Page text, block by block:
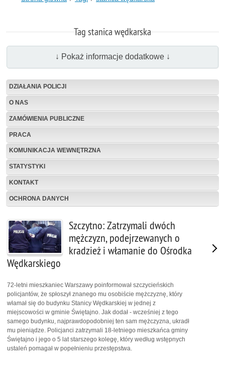
Tag stanica wędkarska
↓ Pokaż informacje dodatkowe ↓
DZIAŁANIA POLICJI
O NAS
ZAMÓWIENIA PUBLICZNE
PRACA
KOMUNIKACJA WEWNĘTRZNA
STATYSTYKI
KONTAKT
OCHRONA DANYCH
Szczytno: Zatrzymali dwóch
mężczyzn, podejrzewanych o
kradzież i włamanie do Ośrodka
Wędkarskiego
72-letni mieszkaniec Warszawy poinformował szczycieńskich
policjantów, że spłoszył znanego mu osobiście mężczyznę, który
włamał się do budynku Stanicy Wędkarskiej w jednej z
miejscowości w gminie Świętajno. Jak dodał - wcześniej z tego
samego budynku, najprawdopodobniej ten sam mężczyzna, ukradł
mu pieniądze. Policjanci zatrzymali 18-letniego mieszkańca gminy
Świętajno i jego o 5 lat starszego kolegę, który według wstępnych
ustaleń pomagał w popełnieniu przestępstwa.